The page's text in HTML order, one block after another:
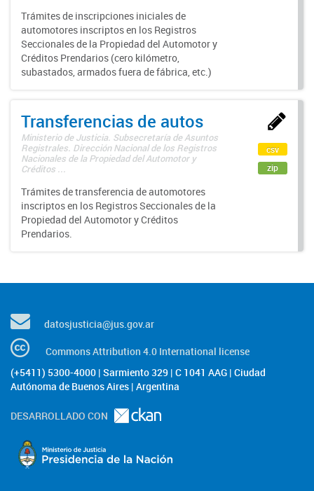
Trámites de inscripciones iniciales de
automotores inscriptos en los Registros
Seccionales de la Propiedad del Automotor y
Créditos Prendarios (cero kilómetro,
subastados, armados fuera de fábrica, etc.)
Transferencias de autos
Ministerio de Justicia. Subsecretaría de Asuntos
Registrales. Dirección Nacional de los Registros
Nacionales de la Propiedad del Automotor y
Créditos ...
Trámites de transferencia de automotores
inscriptos en los Registros Seccionales de la
Propiedad del Automotor y Créditos
Prendarios.
csv
zip
datosjusticia@jus.gov.ar
Commons Attribution 4.0 International license
(+5411) 5300-4000 | Sarmiento 329 | C 1041 AAG | Ciudad
Autónoma de Buenos Aires | Argentina
DESARROLLADO CON